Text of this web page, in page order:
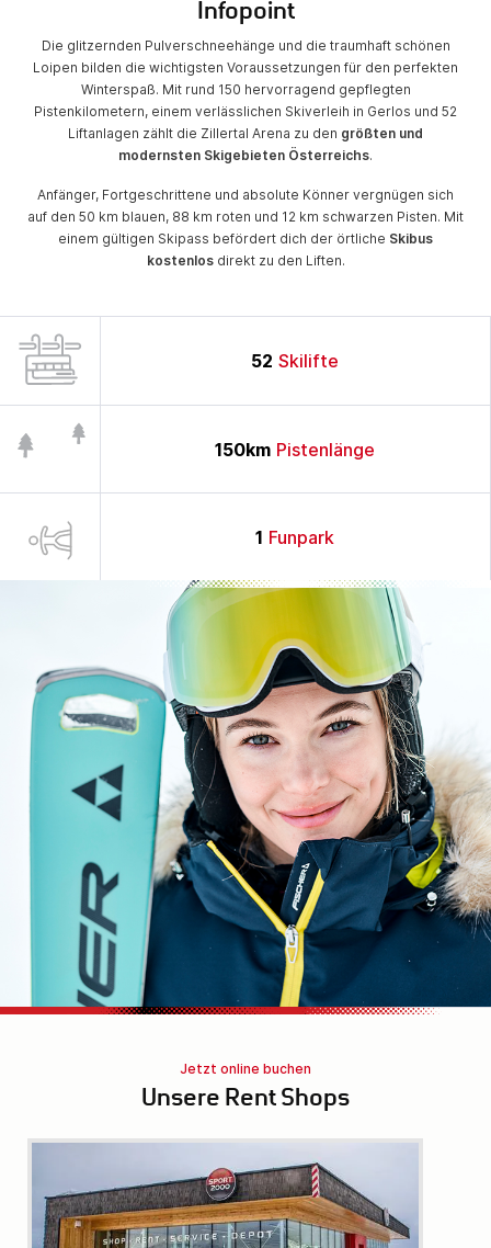
Infopoint
Die glitzernden Pulverschneehänge und die traumhaft schönen
Loipen bilden die wichtigsten Voraussetzungen für den perfekten
Winterspaß. Mit rund 150 hervorragend gepflegten
Pistenkilometern, einem verlässlichen Skiverleih in Gerlos und 52
Liftanlagen zählt die Zillertal Arena zu den größten und
modernsten Skigebieten Österreichs.
Anfänger, Fortgeschrittene und absolute Könner vergnügen sich
auf den 50 km blauen, 88 km roten und 12 km schwarzen Pisten. Mit
einem gültigen Skipass befördert dich der örtliche Skibus
kostenlosdirekt zu den Liften.
52 Skilifte
150km Pistenlänge
1 Funpark
Jetzt online buchen
Unsere Rent Shops